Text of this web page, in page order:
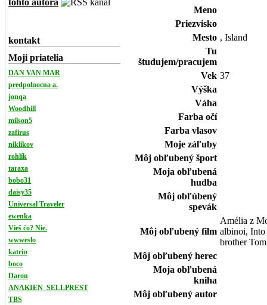
tohto autora
kontakt
Moji priatelia
DAN VAN MAR
predpolnocna a.
jonqa
Woodhill
milson5
zafirus
niklíkov
rohlík
taraxa
bobo31
daisy35
Universal Traveler
ewenka
Vieš čo? Nie.
wwweslo
katrin
boco
Daron
ANAKIEN_SELLPREST
TBS
Meno
Priezvisko
Mesto , Island
Tu
študujem/pracujem
Vek 37
Výška
Váha
Farba očí
Farba vlasov
Moje záľuby
Môj obľubený šport
Moja obľubená
hudba
Môj obľúbený
spevák
Môj obľubený film
Amélia z
albinoi,
brother Tom
Môj obľubený herec
Moja obľubená
kniha
Môj obľubený autor